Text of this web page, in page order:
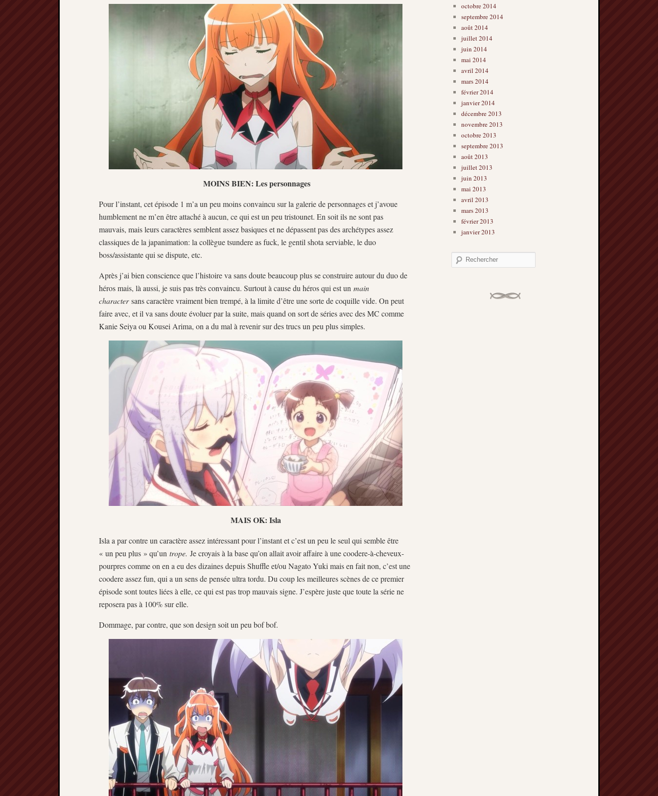
MOINS BIEN: Les personnages
Pour l’instant, cet épisode 1 m’a un peu moins convaincu sur la galerie de personnages et j’avoue
humblement ne m’en être attaché à aucun, ce qui est un peu tristounet. En soit ils ne sont pas
mauvais, mais leurs caractères semblent assez basiques et ne dépassent pas des archétypes assez
classiques de la japanimation: la collègue tsundere as fuck, le gentil shota serviable, le duo
boss/assistante qui se dispute, etc.
Après j’ai bien conscience que l’histoire va sans doute beaucoup plus se construire autour du duo de
héros mais, là aussi, je suis pas très convaincu. Surtout à cause du héros qui est un main
charactersans caractère vraiment bien trempé, à la limite d’être une sorte de coquille vide. On peut
faire avec, et il va sans doute évoluer par la suite, mais quand on sort de séries avec des MC comme
Kanie Seiya ou Kousei Arima, on a du mal à revenir sur des trucs un peu plus simples.
MAIS OK: Isla
Isla a par contre un caractère assez intéressant pour l’instant et c’est un peu le seul qui semble être
« un peu plus » qu’un trope. Je croyais à la base qu’on allait avoir affaire à une coodere-à-cheveux-
pourpres comme on en a eu des dizaines depuis Shuffle et/ou Nagato Yuki mais en fait non, c’est une
coodere assez fun, qui a un sens de pensée ultra tordu. Du coup les meilleures scènes de ce premier
épisode sont toutes liées à elle, ce qui est pas trop mauvais signe. J’espère juste que toute la série ne
reposera pas à 100% sur elle.
Dommage, par contre, que son design soit un peu bof bof.
octobre 2014
septembre 2014
août 2014
juillet 2014
juin 2014
mai 2014
avril 2014
mars 2014
février 2014
janvier 2014
décembre 2013
novembre 2013
octobre 2013
septembre 2013
août 2013
juillet 2013
juin 2013
mai 2013
avril 2013
mars 2013
février 2013
janvier 2013